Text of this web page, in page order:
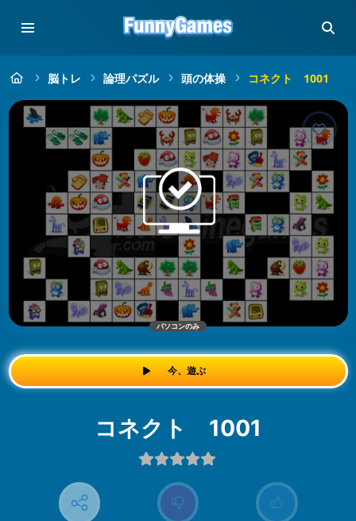
脳トレ 論理パズル 頭の体操 コネクト 1001
パソコンのみ
今、遊ぶ
コネクト 1001